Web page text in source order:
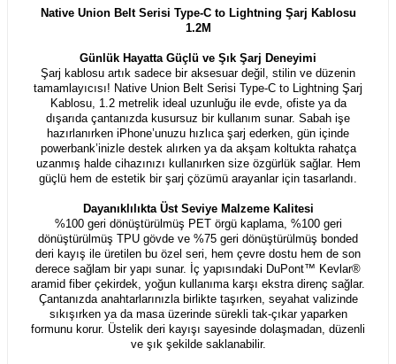
Native Union Belt Serisi Type-C to Lightning Şarj Kablosu
1.2M
Günlük Hayatta Güçlü ve Şık Şarj Deneyimi
Şarj kablosu artık sadece bir aksesuar değil, stilin ve düzenin
tamamlayıcısı! Native Union Belt Serisi Type-C to Lightning Şarj
Kablosu, 1.2 metrelik ideal uzunluğu ile evde, ofiste ya da
dışarıda çantanızda kusursuz bir kullanım sunar. Sabah işe
hazırlanırken iPhone’unuzu hızlıca şarj ederken, gün içinde
powerbank’inizle destek alırken ya da akşam koltukta rahatça
uzanmış halde cihazınızı kullanırken size özgürlük sağlar. Hem
güçlü hem de estetik bir şarj çözümü arayanlar için tasarlandı.
Dayanıklılıkta Üst Seviye Malzeme Kalitesi
%100 geri dönüştürülmüş PET örgü kaplama, %100 geri
dönüştürülmüş TPU gövde ve %75 geri dönüştürülmüş bonded
deri kayış ile üretilen bu özel seri, hem çevre dostu hem de son
derece sağlam bir yapı sunar. İç yapısındaki DuPont™ Kevlar®
aramid fiber çekirdek, yoğun kullanıma karşı ekstra direnç sağlar.
Çantanızda anahtarlarınızla birlikte taşırken, seyahat valizinde
sıkışırken ya da masa üzerinde sürekli tak-çıkar yaparken
formunu korur. Üstelik deri kayışı sayesinde dolaşmadan, düzenli
ve şık şekilde saklanabilir.